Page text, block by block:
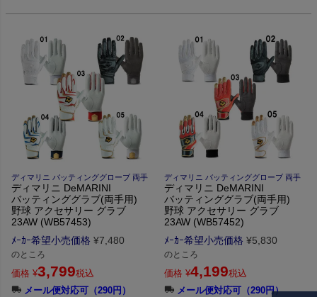
ディマリニ バッティンググローブ 両手
ディマリニ DeMARINI
バッティンググラブ(両手用)
野球 アクセサリー グラブ
23AW (WB57453)
ﾒｰｶｰ希望小売価格 ¥7,480
のところ
価格 ¥3,799税込
メール便対応可（290円）
ディマリニ バッティンググローブ 両手
ディマリニ DeMARINI
バッティンググラブ(両手用)
野球 アクセサリー グラブ
23AW (WB57452)
ﾒｰｶｰ希望小売価格 ¥5,830
のところ
価格 ¥4,199税込
メール便対応可（290円）